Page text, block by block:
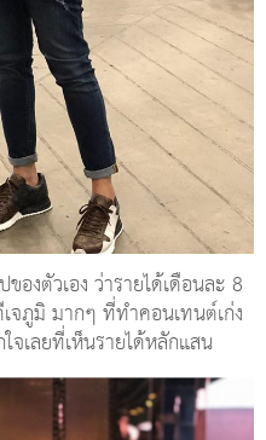
องตัวเอง ว่ารายได้เดือนละ 8
จภูมิ มากๆ ที่ทำคอนเทนต์เก่ง
เลยที่เห็นรายได้หลักแสน